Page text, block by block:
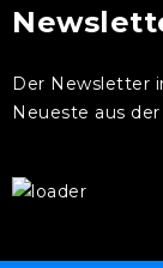
Der Newsletter
Neueste aus